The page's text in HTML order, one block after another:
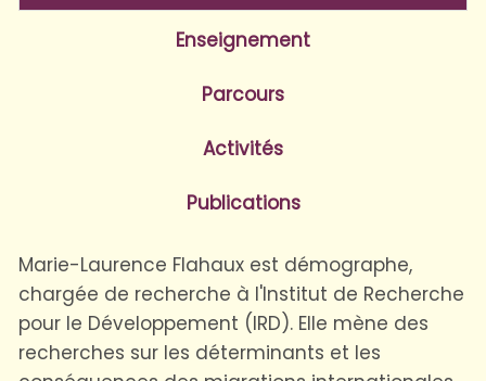
Enseignement
Parcours
Activités
Publications
Marie-Laurence Flahaux est démographe,
chargée de recherche à l'Institut de Recherche
pour le Développement (IRD). Elle mène des
recherches sur les déterminants et les